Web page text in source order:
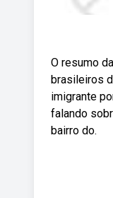
O resumo
brasileiros
imigrante
falando
bairro do.